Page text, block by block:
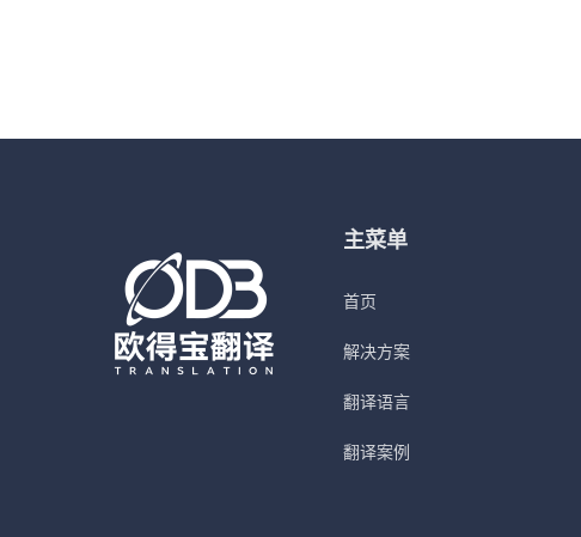
主菜单
首页
解决方案
翻译语言
翻译案例